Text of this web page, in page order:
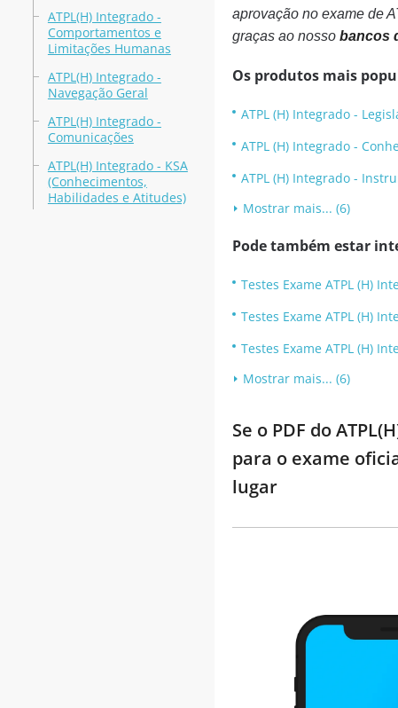
ATPL(H) Integrado -
Comportamentos e
Limitações Humanas
ATPL(H) Integrado -
Navegação Geral
ATPL(H) Integrado -
Comunicações
ATPL(H) Integrado - KSA
(Conhecimentos,
Habilidades e Atitudes)
aprovação no exame de
graças ao nosso bancos
Os produtos mais
ATPL (H) Integrado -
ATPL (H) Integrado -
ATPL (H) Integrado -
Mostrar mais... (6)
Pode também estar
Testes Exame ATPL (H)
Testes Exame ATPL (H)
Testes Exame ATPL (H)
Mostrar mais... (6)
Se o PDF do
para o exame
lugar